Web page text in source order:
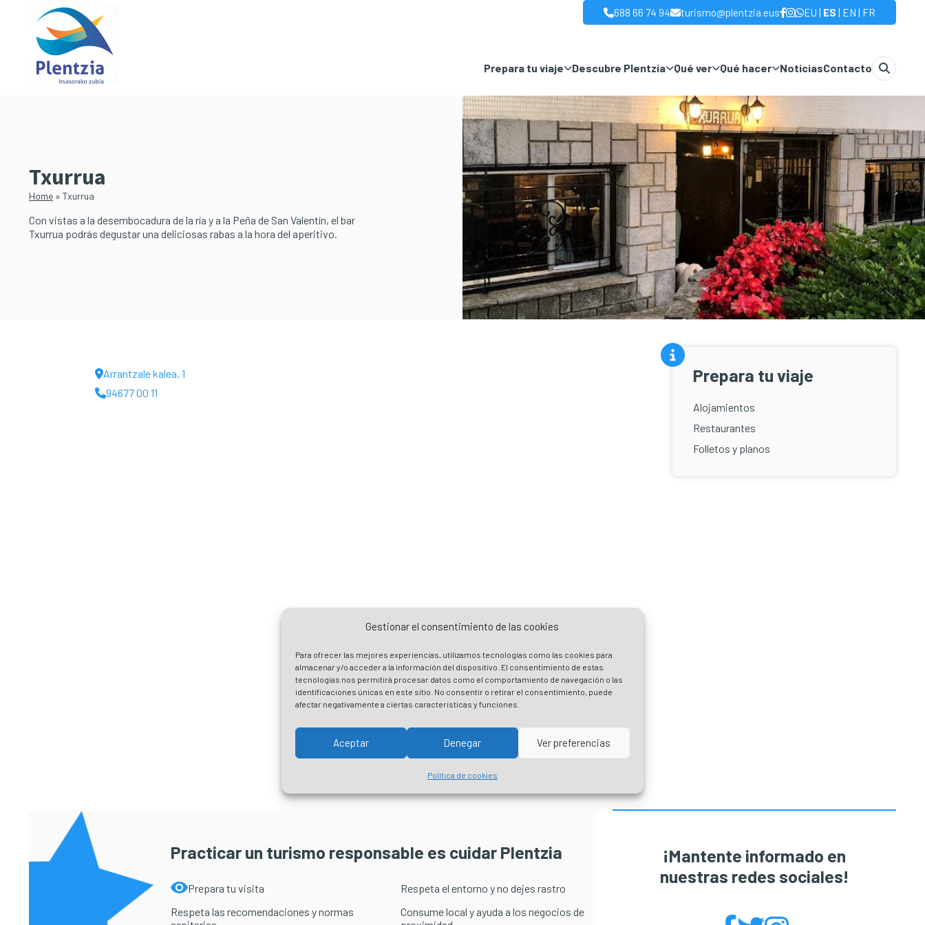
Gestionar el consentimiento de las cookies
Para ofrecer las mejores experiencias, utilizamos tecnologías como las cookies para
almacenar y/o acceder a la información del dispositivo. El consentimiento de estas
tecnologías nos permitirá procesar datos como el comportamiento de navegación o las
identificaciones únicas en este sitio. No consentir o retirar el consentimiento, puede
afectar negativamente a ciertas características y funciones.
Aceptar Denegar Ver preferencias
Política de cookies
contenido
principal
688 66 74 94 turismo@plentzia.eus EU | ES | EN | FR
Prepara tu viaje Descubre Plentzia Qué ver Qué hacer NoticiasContacto
Txurrua
Home » Txurrua
Con vistas a la desembocadura de la ría y a la Peña de San Valentín, el bar
Txurrua podrás degustar una deliciosas rabas a la hora del aperitivo.
Arrantzale kalea, 1
94677 00 11
Prepara tu viaje
Alojamientos
Restaurantes
Folletos y planos
Practicar un turismo responsable es cuidar Plentzia
Prepara tu visita
Respeta el entorno y no dejes rastro
Respeta las recomendaciones y normas
Consume local y ayuda a los negocios de
¡Mantente informado en
nuestras redes sociales!